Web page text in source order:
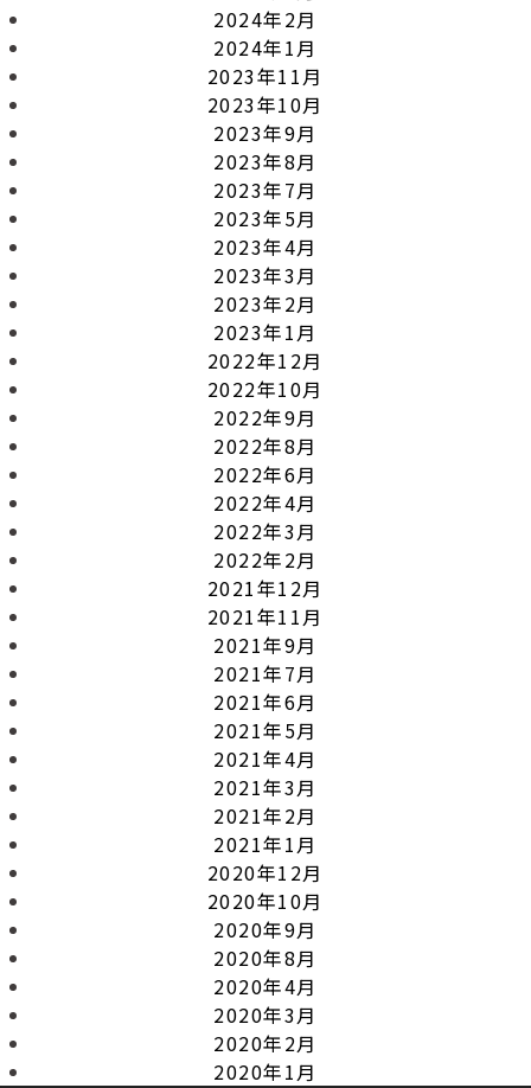
2024年2月
2024年1月
2023年11月
2023年10月
2023年9月
2023年8月
2023年7月
2023年5月
2023年4月
2023年3月
2023年2月
2023年1月
2022年12月
2022年10月
2022年9月
2022年8月
2022年6月
2022年4月
2022年3月
2022年2月
2021年12月
2021年11月
2021年9月
2021年7月
2021年6月
2021年5月
2021年4月
2021年3月
2021年2月
2021年1月
2020年12月
2020年10月
2020年9月
2020年8月
2020年4月
2020年3月
2020年2月
2020年1月